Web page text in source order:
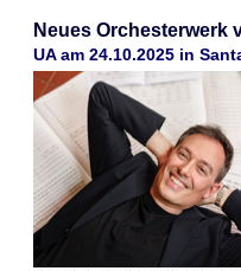
Neues Orchesterwerk
UA am 24.10.2025 in